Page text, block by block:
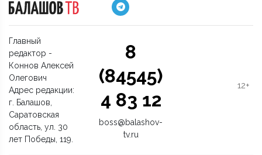
Главный
редактор -
Коннов Алексей
Олегович
Адрес редакции:
г. Балашов,
Саратовская
область, ул. 30
лет Победы, 119.
8
(84545)
4 83 12
boss@balashov-
tv.ru
12+